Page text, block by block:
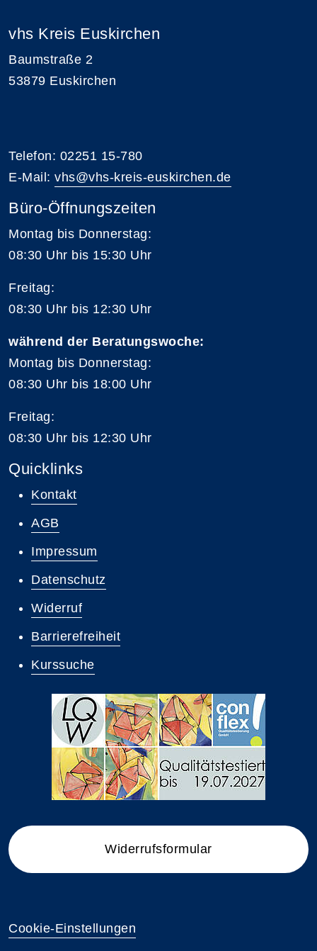
vhs Kreis Euskirchen
Baumstraße 2
53879 Euskirchen
Telefon: 02251 15-780
E-Mail: vhs@vhs-kreis-euskirchen.de
Büro-Öffnungszeiten
Montag bis Donnerstag:
08:30 Uhr bis 15:30 Uhr
Freitag:
08:30 Uhr bis 12:30 Uhr
während der Beratungswoche:
Montag bis Donnerstag:
08:30 Uhr bis 18:00 Uhr
Freitag:
08:30 Uhr bis 12:30 Uhr
Quicklinks
Kontakt
AGB
Impressum
Datenschutz
Widerruf
Barrierefreiheit
Kurssuche
Widerrufsformular
Cookie-Einstellungen